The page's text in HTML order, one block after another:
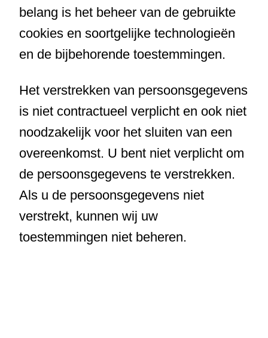
belang is het beheer van de gebruikte
cookies en soortgelijke technologieën
en de bijbehorende toestemmingen.
Het verstrekken van persoonsgegevens
is niet contractueel verplicht en ook niet
noodzakelijk voor het sluiten van een
overeenkomst. U bent niet verplicht om
de persoonsgegevens te verstrekken.
Als u de persoonsgegevens niet
verstrekt, kunnen wij uw
toestemmingen niet beheren.